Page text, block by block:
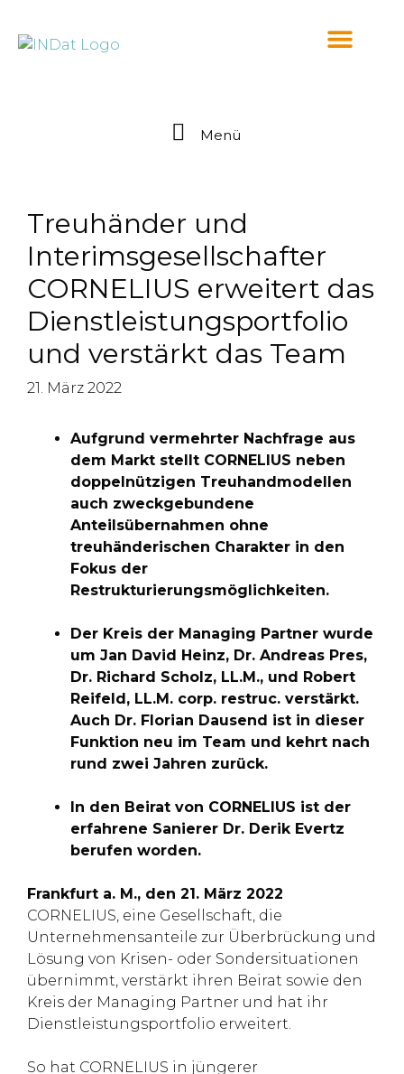
Menü
Treuhänder und
Interimsgesellschafter
CORNELIUS erweitert das
Dienstleistungsportfolio
und verstärkt das Team
21. März 2022
Aufgrund vermehrter Nachfrage aus
dem Markt stellt CORNELIUS neben
doppelnützigen Treuhandmodellen
auch zweckgebundene
Anteilsübernahmen ohne
treuhänderischen Charakter in den
Fokus der
Restrukturierungsmöglichkeiten.
Der Kreis der Managing Partner wurde
um Jan David Heinz, Dr. Andreas Pres,
Dr. Richard Scholz, LL.M., und Robert
Reifeld, LL.M. corp. restruc. verstärkt.
Auch Dr. Florian Dausend ist in dieser
Funktion neu im Team und kehrt nach
rund zwei Jahren zurück.
In den Beirat von CORNELIUS ist der
erfahrene Sanierer Dr. Derik Evertz
berufen worden.
Frankfurt a. M., den 21. März 2022
CORNELIUS, eine Gesellschaft, die
Unternehmensanteile zur Überbrückung und
Lösung von Krisen- oder Sondersituationen
übernimmt, verstärkt ihren Beirat sowie den
Kreis der Managing Partner und hat ihr
Dienstleistungsportfolio erweitert.
So hat CORNELIUS in jüngerer